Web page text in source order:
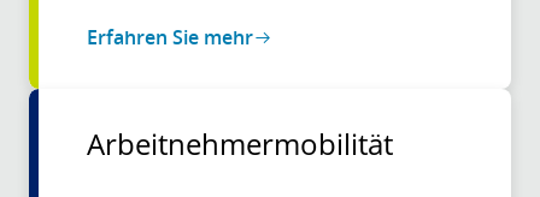
Erfahren Sie mehr
Arbeitnehmermobilität